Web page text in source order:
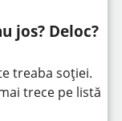
jos? Deloc?
treaba soției.
trece pe listă